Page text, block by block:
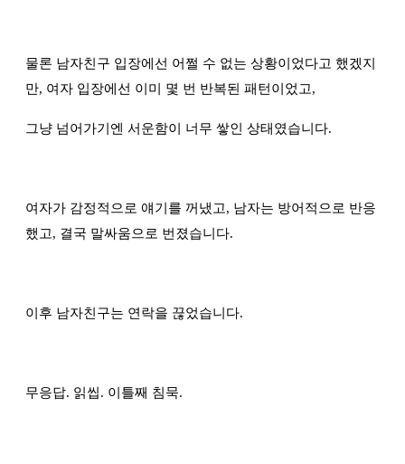
물론 남자친구 입장에선 어쩔 수 없는 상황이었다고 했겠지
만, 여자 입장에선 이미 몇 번 반복된 패턴이었고,
그냥 넘어가기엔 서운함이 너무 쌓인 상태였습니다.
여자가 감정적으로 얘기를 꺼냈고, 남자는 방어적으로 반응
했고, 결국 말싸움으로 번졌습니다.
이후 남자친구는 연락을 끊었습니다.
무응답. 읽씹. 이틀째 침묵.